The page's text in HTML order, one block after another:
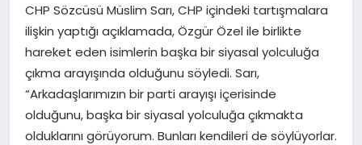
DIŞ
CHP Sözcüsü Müslim Sarı, CHP içindeki tartışmalara
ilişkin yaptığı açıklamada, Özgür Özel ile birlikte
hareket eden isimlerin başka bir siyasal yolculuğa
çıkma arayışında olduğunu söyledi. Sarı,
“Arkadaşlarımızın bir parti arayışı içerisinde
olduğunu, başka bir siyasal yolculuğa çıkmakta
olduklarını görüyorum. Bunları kendileri de söylüyorlar.